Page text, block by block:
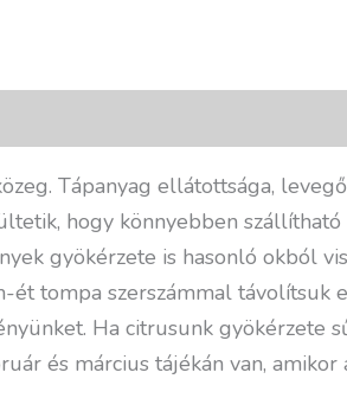
Tápanyag ellátottsága,
hogy könnyebben
gyökérzete is hasonló okból
tompa szerszámmal távolítsuk
Ha citrusunk gyökérzete
és március tájékán van,